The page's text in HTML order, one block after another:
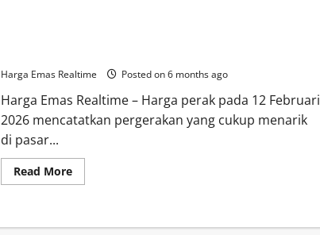
Harga Emas Realtime Posted on 6 months ago
Harga Emas Realtime – Harga perak pada 12 Februari
2026 mencatatkan pergerakan yang cukup menarik
di pasar...
Read MoreRead
more
12